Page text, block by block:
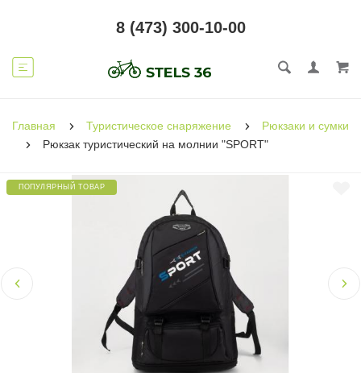
8 (473) 300-10-00
Главная Туристическое снаряжение
Рюкзаки и сумки
Рюкзак туристический на молнии "SPORT"
ПОПУЛЯРНЫЙ ТОВАР